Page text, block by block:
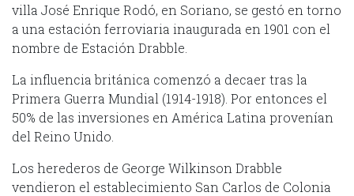
villa José Enrique Rodó, en Soriano, se gestó en torno
a una estación ferroviaria inaugurada en 1901 con el
nombre de Estación Drabble.
La influencia británica comenzó a decaer tras la
Primera Guerra Mundial (1914-1918). Por entonces el
50% de las inversiones en América Latina provenían
del Reino Unido.
Los herederos de George Wilkinson Drabble
vendieron el establecimiento San Carlos de Colonia